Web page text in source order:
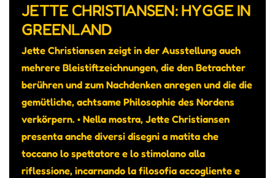
JETTE CHRISTIANSEN: HYGGE IN
GREENLAND
Jette Christiansen zeigt in der Ausstellung auch
mehrere Bleistiftzeichnungen, die den Betrachter
berühren und zum Nachdenken anregen und die die
gemütliche, achtsame Philosophie des Nordens
verkörpern. • Nella mostra, Jette Christiansen
presenta anche diversi disegni a matita che
toccano lo spettatore e lo stimolano alla
riflessione, incarnando la filosofia accogliente e